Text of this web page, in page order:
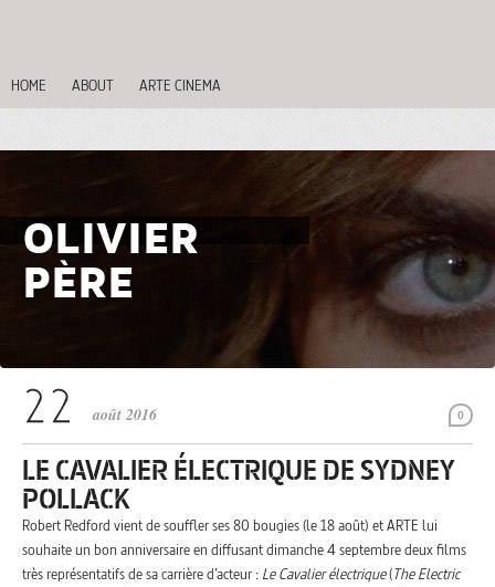
HOME ABOUT ARTE CINEMA
OLIVIER
PÈRE
0
août 2016
LE CAVALIER ÉLECTRIQUE DE SYDNEY
POLLACK
Robert Redford vient de souffler ses 80 bougies (le 18 août) et ARTE lui
souhaite un bon anniversaire en diffusant dimanche 4 septembre deux films
très représentatifs de sa carrière d’acteur : Le Cavalier électrique(The Electric